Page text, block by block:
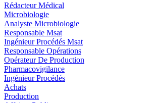
Rédacteur Médical
Microbiologie
Analyste Microbiologie
Responsable Msat
Ingénieur Procédés Msat
Responsable Opérations
Opérateur De Production
Pharmacovigilance
Ingénieur Procédés
Achats
Production